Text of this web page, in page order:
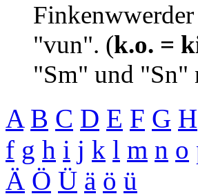
"vun". (k.o. =
"Sm" und "Sn"
A B C D E F G H
f g h i j k l m n o
Ä Ö Ü ä ö ü